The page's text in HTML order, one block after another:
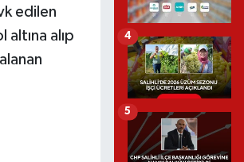
edilen
alıp
4
5